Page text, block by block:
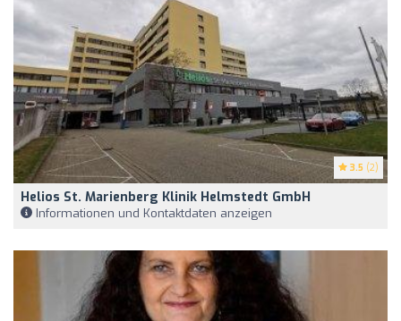
3.5 (2)
Helios St. Marienberg Klinik Helmstedt GmbH
Informationen und Kontaktdaten anzeigen